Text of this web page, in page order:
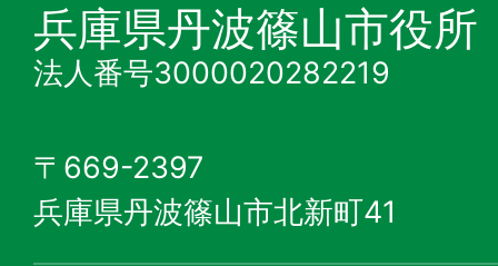
兵庫県丹波篠山市役所
法人番号3000020282219
〒669-2397
兵庫県丹波篠山市北新町41